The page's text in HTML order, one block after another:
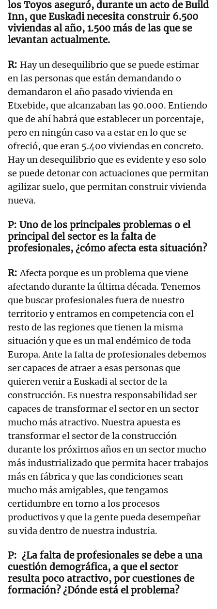
los Toyos aseguró, durante un acto de Build
Inn, que Euskadi necesita construir 6.500
viviendas al año, 1.500 más de las que se
levantan actualmente.
Hay un desequilibrio que se puede estimar
en las personas que están demandando o
demandaron el año pasado vivienda en
Etxebide, que alcanzaban las 90.000. Entiendo
que de ahí habrá que establecer un porcentaje,
pero en ningún caso va a estar en lo que se
ofreció, que eran 5.400 viviendas en concreto.
Hay un desequilibrio que es evidente y eso solo
se puede detonar con actuaciones que permitan
agilizar suelo, que permitan construir vivienda
nueva.
Uno de los principales problemas o el
principal del sector es la falta de
profesionales, ¿cómo afecta esta situación?
Afecta porque es un problema que viene
afectando durante la última década. Tenemos
que buscar profesionales fuera de nuestro
territorio y entramos en competencia con el
resto de las regiones que tienen la misma
situación y que es un mal endémico de toda
Europa. Ante la falta de profesionales debemos
ser capaces de atraer a esas personas que
quieren venir a Euskadi al sector de la
construcción. Es nuestra responsabilidad ser
capaces de transformar el sector en un sector
mucho más atractivo. Nuestra apuesta es
transformar el sector de la construcción
durante los próximos años en un sector mucho
más industrializado que permita hacer trabajos
más en fábrica y que las condiciones sean
mucho más amigables, que tengamos
certidumbre en torno a los procesos
productivos y que la gente pueda desempeñar
su vida dentro de nuestra industria.
¿La falta de profesionales se debe a una
cuestión demográfica, a que el sector
resulta poco atractivo, por cuestiones de
formación? ¿Dónde está el problema?